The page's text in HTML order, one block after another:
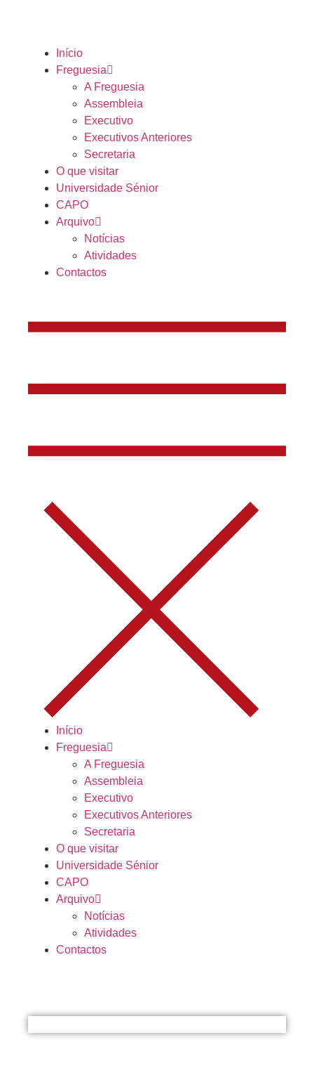
Início
Freguesia
A Freguesia
Assembleia
Executivo
Executivos Anteriores
Secretaria
O que visitar
Universidade Sénior
CAPO
Arquivo
Notícias
Atividades
Contactos
Início
Freguesia
A Freguesia
Assembleia
Executivo
Executivos Anteriores
Secretaria
O que visitar
Universidade Sénior
CAPO
Arquivo
Notícias
Atividades
Contactos